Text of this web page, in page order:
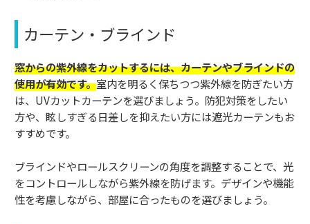
カーテン・ブラインド
窓からの紫外線をカットするには、カーテンやブラインドの
使用が有効です。室内を明るく保ちつつ紫外線を防ぎたい方
は、UVカットカーテンを選びましょう。防犯対策をしたい
方や、眩しすぎる日差しを抑えたい方には遮光カーテンもお
すすめです。
ブラインドやロールスクリーンの角度を調整することで、光
をコントロールしながら紫外線を防げます。デザインや機能
性を考慮しながら、部屋に合ったものを選びましょう。